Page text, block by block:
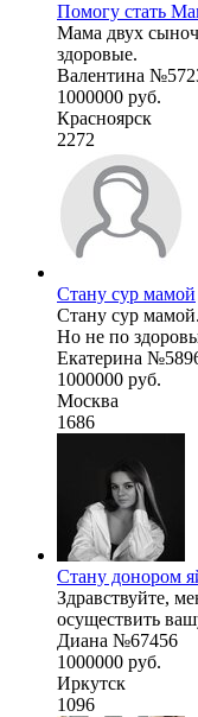
Помогу стать
Мама двух
здоровые.
Валентина
1000000 руб.
Красноярск
2272
Стану сур мамой
Стану сур
Но не по
Екатерина
1000000 руб.
Москва
1686
Стану донором
Здравствуйте,
осуществить
Диана №67456
1000000 руб.
Иркутск
1096